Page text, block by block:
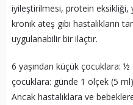
iyileştirilmesi, protein eksikliği,
kronik ateş gibi hastalıkların
uygulanabilir bir ilaçtır.
6 yaşından küçük çocuklara:
çocuklara: günde 1 ölçek (5
Ancak hastalıklara ve